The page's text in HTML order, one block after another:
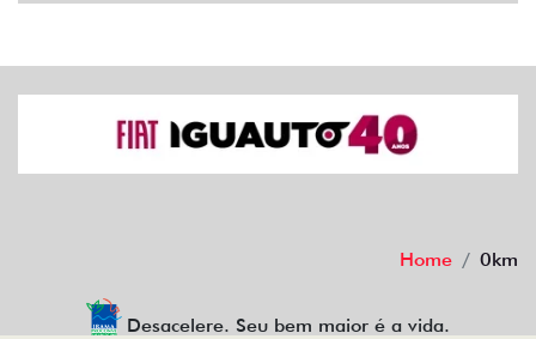
Home 0km
Desacelere. Seu bem maior é a vida.